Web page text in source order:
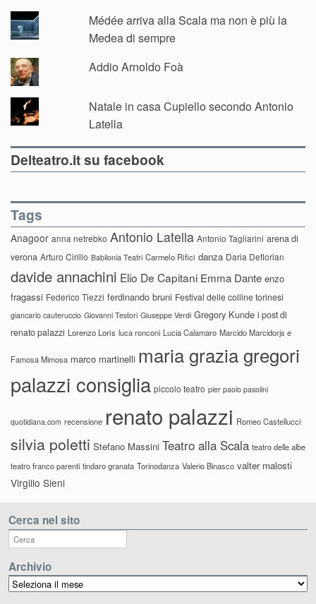
Médée arriva alla Scala ma non è più la
Medea di sempre
Addio Arnoldo Foà
Natale in casa Cupiello secondo Antonio
Latella
Delteatro.it su facebook
Tags
Anagoor anna netrebko Antonio Latella Antonio Tagliarini arena di
verona Arturo Cirillo Babilonia Teatri Carmelo Rifici danza Daria Deflorian
davide annachini Elio De Capitani Emma Dante enzo
fragassi Federico Tiezzi ferdinando bruni Festival delle colline torinesi
giancarlo cauteruccio Giovanni Testori Giuseppe Verdi Gregory Kunde i post di
renato palazzi Lorenzo Loris luca ronconi Lucia Calamaro Marcido Marcidorjs e
Famosa Mimosa marco martinelli maria grazia gregori
palazzi consiglia piccolo teatro pier paolo pasolini
quotidiana.com recensione renato palazzi Romeo Castellucci
silvia poletti Stefano Massini Teatro alla Scala teatro delle albe
teatro franco parenti tindaro granata Torinodanza Valerio Binasco valter malosti
Virgilio Sieni
Cerca nel sito
Archivio
Archivio